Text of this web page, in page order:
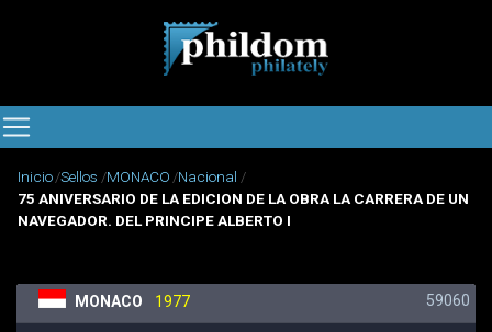
Inicio Sellos MONACO Nacional
75 ANIVERSARIO DE LA EDICION DE LA OBRA LA CARRERA DE UN
NAVEGADOR. DEL PRINCIPE ALBERTO I
MONACO 1977 59060